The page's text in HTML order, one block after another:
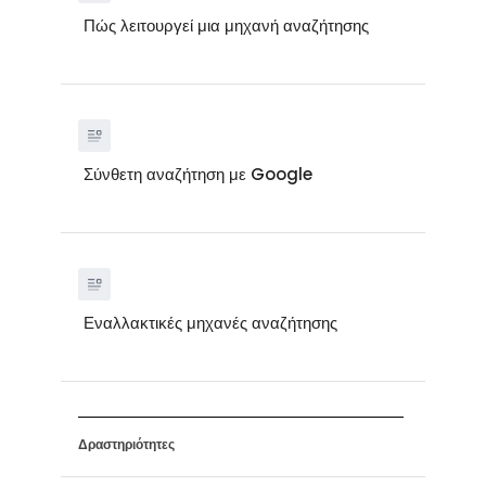
Πώς λειτουργεί μια μηχανή αναζήτησης
Σύνθετη αναζήτηση με Google
Εναλλακτικές μηχανές αναζήτησης
Δραστηριότητες